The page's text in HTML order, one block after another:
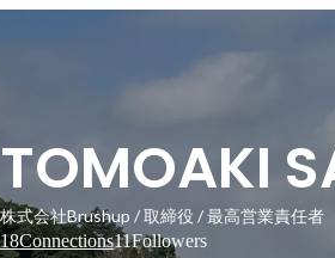
TOMOAKI
株式会社Brushup / 取締役 / 最高営業責任者
18Connections11Followers